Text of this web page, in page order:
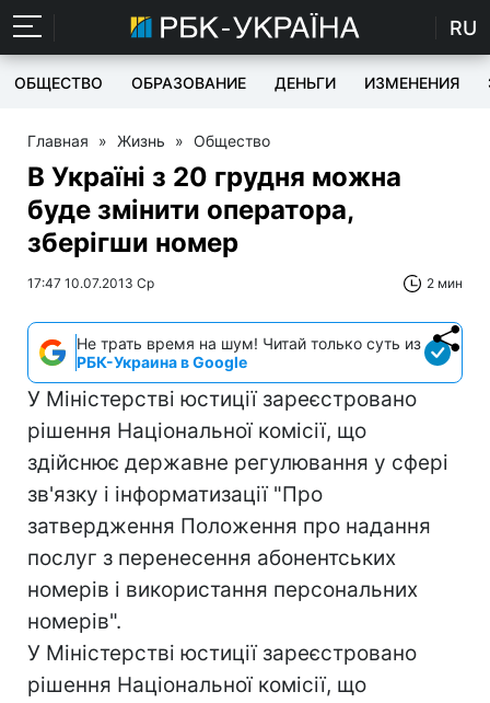
RU
ОБЩЕСТВО ОБРАЗОВАНИЕ ДЕНЬГИ ИЗМЕНЕНИЯ
Главная » Жизнь » Общество
В Україні з 20 грудня можна
буде змінити оператора,
зберігши номер
17:47 10.07.2013 Ср 2 мин
Не трать время на шум! Читай только суть из
РБК-Украина в Google
У Міністерстві юстиції зареєстровано
рішення Національної комісії, що
здійснює державне регулювання у сфері
зв'язку і інформатизації "Про
затвердження Положення про надання
послуг з перенесення абонентських
номерів і використання персональних
номерів".
У Міністерстві юстиції зареєстровано
рішення Національної комісії, що